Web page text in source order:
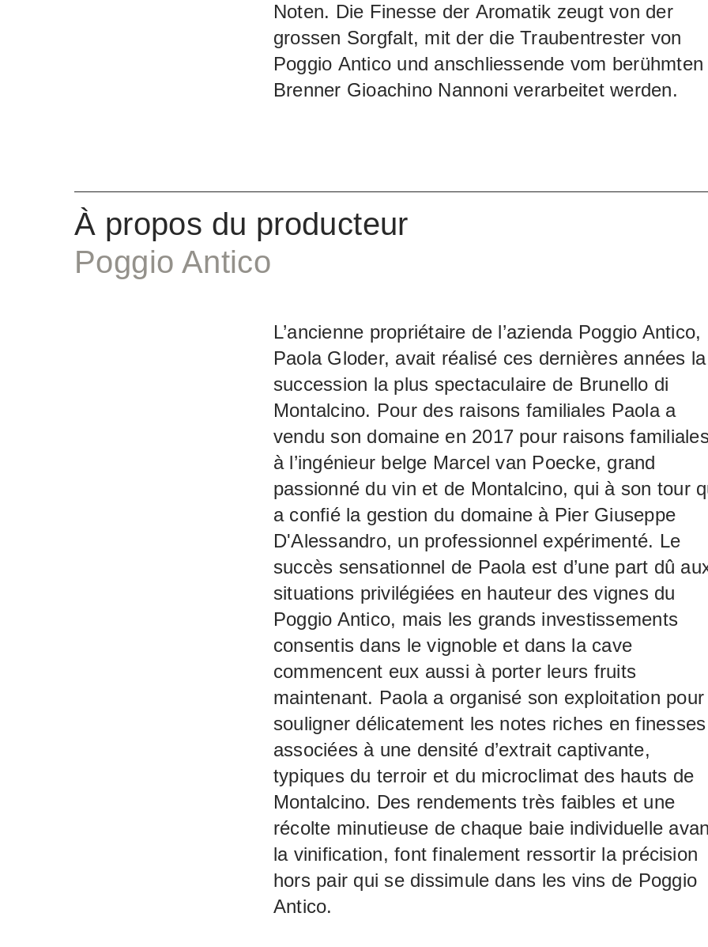
Noten. Die Finesse der Aromatik zeugt von der
grossen Sorgfalt, mit der die Traubentrester von
Poggio Antico und anschliessende vom berühmten
Brenner Gioachino Nannoni verarbeitet werden.
À propos du producteur
Poggio Antico
L’ancienne propriétaire de l’azienda Poggio Antico,
Paola Gloder, avait réalisé ces dernières années la
succession la plus spectaculaire de Brunello di
Montalcino. Pour des raisons familiales Paola a
vendu son domaine en 2017 pour raisons
à l’ingénieur belge Marcel van Poecke, grand
passionné du vin et de Montalcino, qui à son tour
a confié la gestion du domaine à Pier Giuseppe
D'Alessandro, un professionnel expérimenté. Le
succès sensationnel de Paola est d’une part dû
situations privilégiées en hauteur des vignes du
Poggio Antico, mais les grands investissements
consentis dans le vignoble et dans la cave
commencent eux aussi à porter leurs fruits
maintenant. Paola a organisé son exploitation pour
souligner délicatement les notes riches en finesses
associées à une densité d’extrait captivante,
typiques du terroir et du microclimat des hauts de
Montalcino. Des rendements très faibles et une
récolte minutieuse de chaque baie individuelle
la vinification, font finalement ressortir la précision
hors pair qui se dissimule dans les vins de Poggio
Antico.